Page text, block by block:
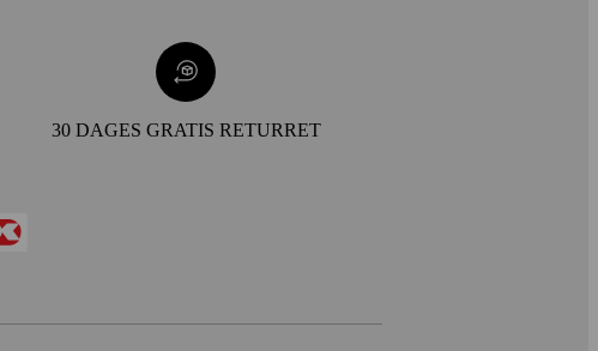
30 DAGES GRATIS RETURRET